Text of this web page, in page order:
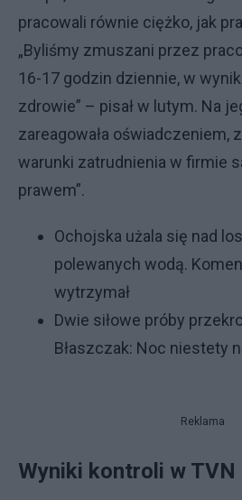
pracowali równie ciężko, jak
„Byliśmy zmuszani przez
16-17 godzin dziennie, w
zdrowie” – pisał w lutym. Na
zareagowała oświadczeniem,
warunki zatrudnienia w firmie
prawem”.
Ochojska użala się nad
polewanych wodą.
wytrzymał
Dwie siłowe próby
Błaszczak: Noc niestety
Reklama
Wyniki kontroli w TVN